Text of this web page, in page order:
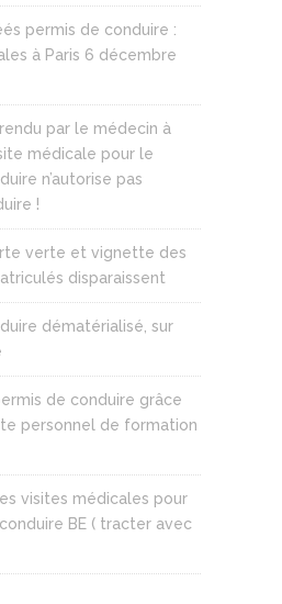
permis de conduire :
à Paris 6 décembre
rendu par le médecin à
médicale pour le
n’autorise pas
!
verte et vignette des
disparaissent
dématérialisé, sur
de conduire grâce
personnel de formation
visites médicales pour
BE ( tracter avec